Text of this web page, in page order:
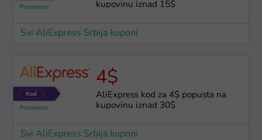
kupovinu iznad 15$
Svi AliExpress Srbija kuponi
4$
AliExpress kod za 4$ popusta na
kupovinu iznad 30$
Svi AliExpress Srbija kuponi